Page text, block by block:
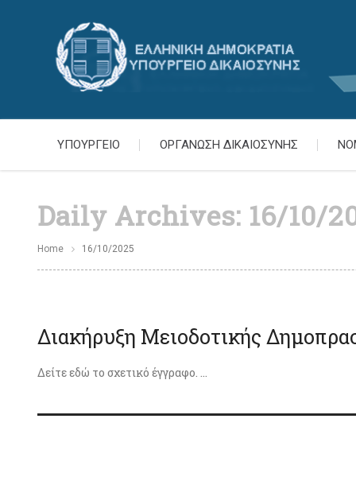
ΥΠΟΥΡΓΕΙΟ ΟΡΓΑΝΩΣΗ ΔΙΚΑΙΟΣΥΝΗΣ
Daily Archives: 16/10/
Home 16/10/2025
Διακήρυξη Μειοδοτικής
Δείτε εδώ το σχετικό έγγραφο. ...